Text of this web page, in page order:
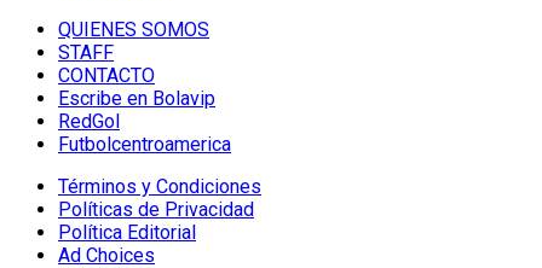
QUIENES SOMOS
STAFF
CONTACTO
Escribe en Bolavip
RedGol
Futbolcentroamerica
Términos y Condiciones
Políticas de Privacidad
Política Editorial
Ad Choices